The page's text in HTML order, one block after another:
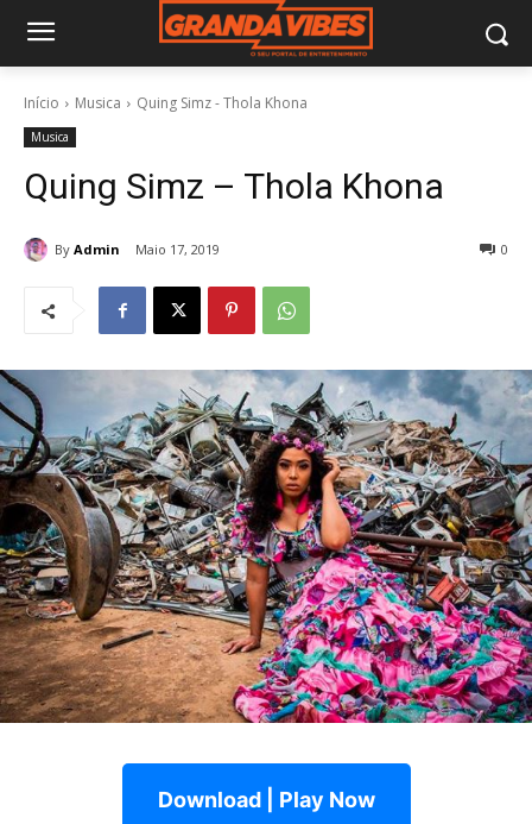
Início Musica Quing Simz - Thola Khona
Musica
Quing Simz – Thola Khona
By Admin Maio 17, 2019 0
Download | Play Now